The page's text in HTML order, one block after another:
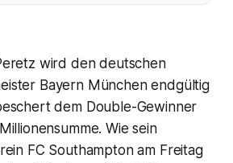
wird den deutschen
Bayern München endgültig
dem Double-Gewinner
Wie sein
FC Southampton am Freitag